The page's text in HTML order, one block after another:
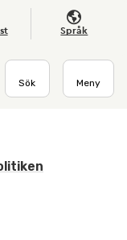
Språk
Sök Meny